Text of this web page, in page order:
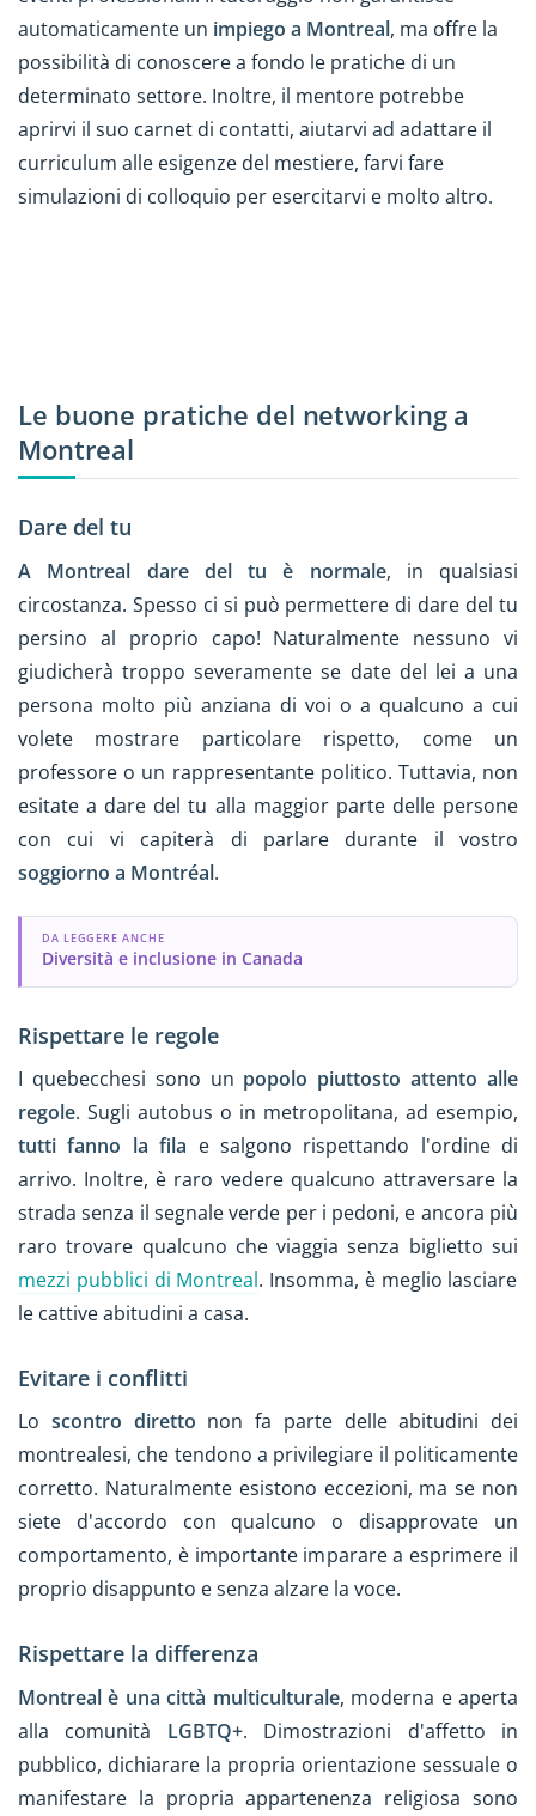
automaticamente un impiego a Montreal, ma offre la
possibilità di conoscere a fondo le pratiche di un
determinato settore. Inoltre, il mentore potrebbe
aprirvi il suo carnet di contatti, aiutarvi ad adattare il
curriculum alle esigenze del mestiere, farvi fare
simulazioni di colloquio per esercitarvi e molto altro.
Le buone pratiche del networking a
Montreal
Dare del tu
A Montreal dare del tu è normale, in qualsiasi
circostanza. Spesso ci si può permettere di dare del tu
persino al proprio capo! Naturalmente nessuno vi
giudicherà troppo severamente se date del lei a una
persona molto più anziana di voi o a qualcuno a cui
volete mostrare particolare rispetto, come un
professore o un rappresentante politico. Tuttavia, non
esitate a dare del tu alla maggior parte delle persone
con cui vi capiterà di parlare durante il vostro
soggiorno a Montréal.
DA LEGGERE ANCHE
Diversità e inclusione in Canada
Rispettare le regole
I quebecchesi sono un popolo piuttosto attento alle
regole. Sugli autobus o in metropolitana, ad esempio,
tutti fanno la fila e salgono rispettando l'ordine di
arrivo. Inoltre, è raro vedere qualcuno attraversare la
strada senza il segnale verde per i pedoni, e ancora più
raro trovare qualcuno che viaggia senza biglietto sui
mezzi pubblici di Montreal. Insomma, è meglio lasciare
le cattive abitudini a casa.
Evitare i conflitti
Lo scontro diretto non fa parte delle abitudini dei
montrealesi, che tendono a privilegiare il politicamente
corretto. Naturalmente esistono eccezioni, ma se non
siete d'accordo con qualcuno o disapprovate un
comportamento, è importante imparare a esprimere il
proprio disappunto e senza alzare la voce.
Rispettare la differenza
Montreal è una città multiculturale, moderna e aperta
alla comunità LGBTQ+. Dimostrazioni d'affetto in
pubblico, dichiarare la propria orientazione sessuale o
manifestare la propria appartenenza religiosa sono